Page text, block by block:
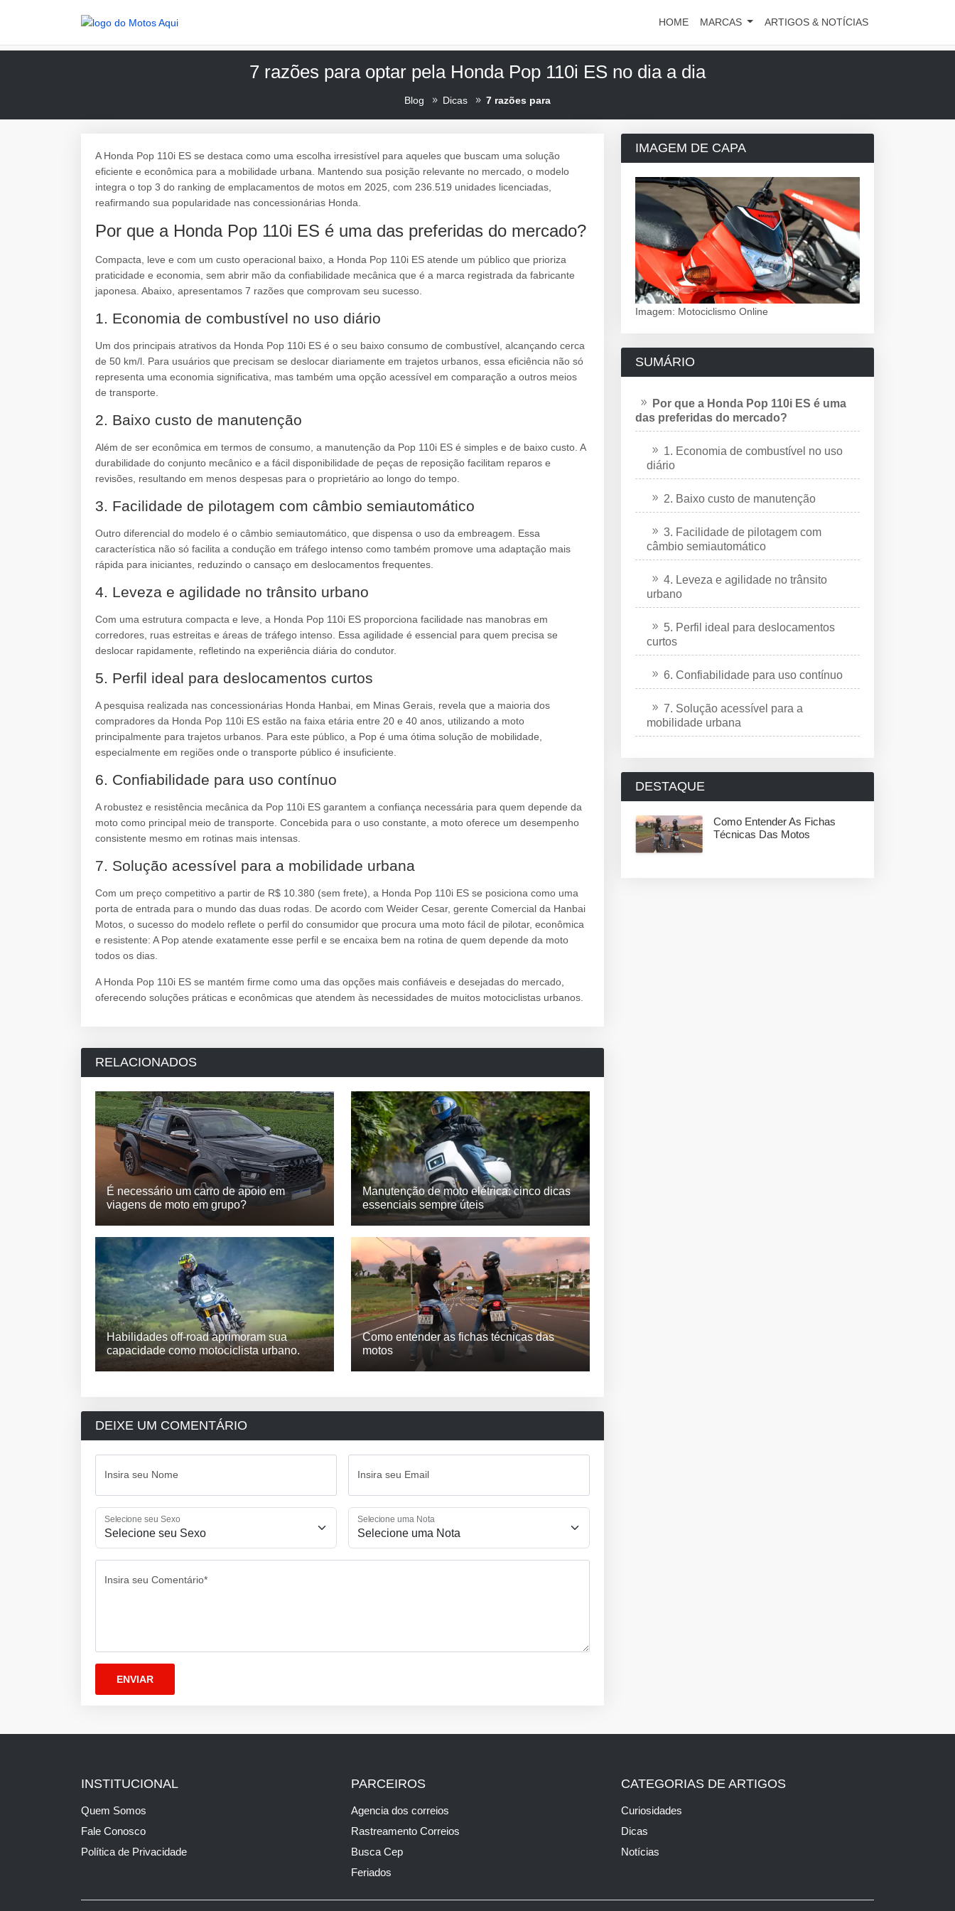
HOME MARCAS ARTIGOS & NOTÍCIAS
7 razões para optar pela Honda Pop 110i ES no dia a dia
Blog Dicas 7 razões para
A Honda Pop 110i ES se destaca como uma escolha irresistível para aqueles que buscam uma solução
eficiente e econômica para a mobilidade urbana. Mantendo sua posição relevante no mercado, o modelo
integra o top 3 do ranking de emplacamentos de motos em 2025, com 236.519 unidades licenciadas,
reafirmando sua popularidade nas concessionárias Honda.
Por que a Honda Pop 110i ES é uma das preferidas do mercado?
Compacta, leve e com um custo operacional baixo, a Honda Pop 110i ES atende um público que prioriza
praticidade e economia, sem abrir mão da confiabilidade mecânica que é a marca registrada da fabricante
japonesa. Abaixo, apresentamos 7 razões que comprovam seu sucesso.
1. Economia de combustível no uso diário
Um dos principais atrativos da Honda Pop 110i ES é o seu baixo consumo de combustível, alcançando cerca
de 50 km/l. Para usuários que precisam se deslocar diariamente em trajetos urbanos, essa eficiência não só
representa uma economia significativa, mas também uma opção acessível em comparação a outros meios
de transporte.
2. Baixo custo de manutenção
Além de ser econômica em termos de consumo, a manutenção da Pop 110i ES é simples e de baixo custo. A
durabilidade do conjunto mecânico e a fácil disponibilidade de peças de reposição facilitam reparos e
revisões, resultando em menos despesas para o proprietário ao longo do tempo.
3. Facilidade de pilotagem com câmbio semiautomático
Outro diferencial do modelo é o câmbio semiautomático, que dispensa o uso da embreagem. Essa
característica não só facilita a condução em tráfego intenso como também promove uma adaptação mais
rápida para iniciantes, reduzindo o cansaço em deslocamentos frequentes.
4. Leveza e agilidade no trânsito urbano
Com uma estrutura compacta e leve, a Honda Pop 110i ES proporciona facilidade nas manobras em
corredores, ruas estreitas e áreas de tráfego intenso. Essa agilidade é essencial para quem precisa se
deslocar rapidamente, refletindo na experiência diária do condutor.
5. Perfil ideal para deslocamentos curtos
A pesquisa realizada nas concessionárias Honda Hanbai, em Minas Gerais, revela que a maioria dos
compradores da Honda Pop 110i ES estão na faixa etária entre 20 e 40 anos, utilizando a moto
principalmente para trajetos urbanos. Para este público, a Pop é uma ótima solução de mobilidade,
especialmente em regiões onde o transporte público é insuficiente.
6. Confiabilidade para uso contínuo
A robustez e resistência mecânica da Pop 110i ES garantem a confiança necessária para quem depende da
moto como principal meio de transporte. Concebida para o uso constante, a moto oferece um desempenho
consistente mesmo em rotinas mais intensas.
7. Solução acessível para a mobilidade urbana
Com um preço competitivo a partir de R$ 10.380 (sem frete), a Honda Pop 110i ES se posiciona como uma
porta de entrada para o mundo das duas rodas. De acordo com Weider Cesar, gerente Comercial da Hanbai
Motos, o sucesso do modelo reflete o perfil do consumidor que procura uma moto fácil de pilotar, econômica
e resistente: A Pop atende exatamente esse perfil e se encaixa bem na rotina de quem depende da moto
todos os dias.
A Honda Pop 110i ES se mantém firme como uma das opções mais confiáveis e desejadas do mercado,
oferecendo soluções práticas e econômicas que atendem às necessidades de muitos motociclistas urbanos.
RELACIONADOS
É necessário um carro de apoio em
viagens de moto em grupo?
Manutenção de moto elétrica: cinco dicas
essenciais sempre úteis
Habilidades off-road aprimoram sua
capacidade como motociclista urbano.
Como entender as fichas técnicas das
motos
DEIXE UM COMENTÁRIO
Insira seu Nome Insira seu Email
Selecione seu Sexo Selecione uma Nota
Insira seu Comentário*
IMAGEM DE CAPA
Imagem: Motociclismo Online
SUMÁRIO
Por que a Honda Pop 110i ES é uma
das preferidas do mercado?
1. Economia de combustível no uso
diário
2. Baixo custo de manutenção
3. Facilidade de pilotagem com
câmbio semiautomático
4. Leveza e agilidade no trânsito
urbano
5. Perfil ideal para deslocamentos
curtos
6. Confiabilidade para uso contínuo
7. Solução acessível para a
mobilidade urbana
DESTAQUE
Como Entender As Fichas
Técnicas Das Motos
INSTITUCIONAL
Quem Somos
Fale Conosco
Política de Privacidade
PARCEIROS
Agencia dos correios
Rastreamento Correios
Busca Cep
Feriados
CATEGORIAS DE ARTIGOS
Curiosidades
Dicas
Notícias